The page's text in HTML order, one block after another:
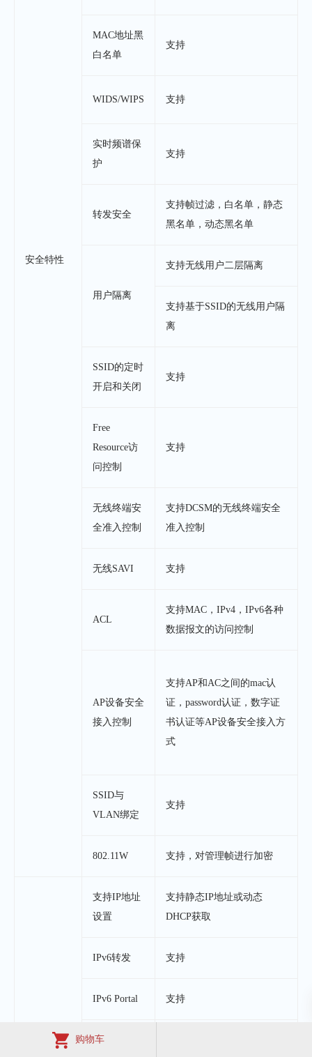
安全特性
MAC地址黑
白名单
支持
WIDS/WIPS 支持
实时频谱保
护
支持
转发安全
支持帧过滤，白名单，静态
黑名单，动态黑名单
用户隔离
支持无线用户二层隔离
支持基于SSID的无线用户隔
离
SSID的定时
开启和关闭
支持
Free
Resource访
问控制
支持
无线终端安
全准入控制
支持DCSM的无线终端安全
准入控制
无线SAVI 支持
ACL
支持MAC，IPv4，IPv6各种
数据报文的访问控制
AP设备安全
接入控制
支持AP和AC之间的mac认
证，password认证，数字证
书认证等AP设备安全接入方
式
SSID与
VLAN绑定
支持
802.11W 支持，对管理帧进行加密
支持IP地址
设置
支持静态IP地址或动态
DHCP获取
IPv6转发 支持
IPv6 Portal 支持
购物车